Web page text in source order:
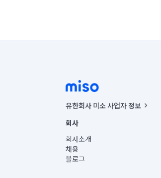
유한회사 미소 사업자 정보
사업자등록번호 : 291-87-00271 |
통신판매신고번호 : 2024-서울종로
대표이사 : CHING VICTOR
주소 | 본사: 서울특별시 종로구 율
컨택센터 : 서울특별시 종로구 수
회사
회사소개
채용
블로그